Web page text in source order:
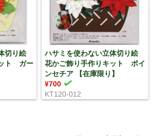
切り絵
ト ガー
ハサミを使わない立体切り絵
花かご飾り手作りキット ポイ
ンセチア 【在庫限り】
¥700
KT120-012